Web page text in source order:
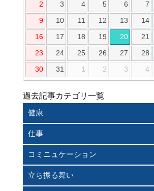
2 3 4 5 6 7
9 10 11 12 13 14
16 17 18 19 20 21
23 24 25 26 27 28
30 31 1 2 3 4
過去記事カテゴリ一覧
健康
仕事
コミニュケーション
立ち振る舞い